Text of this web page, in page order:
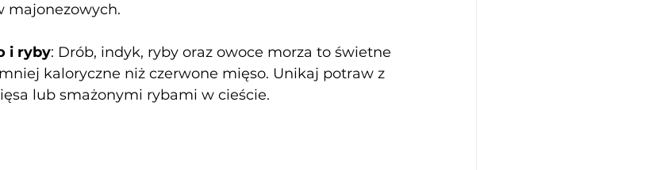
majonezowych.
i ryby: Drób, indyk, ryby oraz owoce morza to świetne
mniej kaloryczne niż czerwone mięso. Unikaj potraw z
lub smażonymi rybami w cieście.